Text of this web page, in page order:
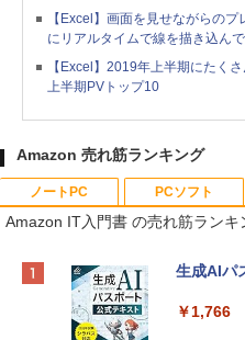
【Excel】画面を見せながらの
にリアルタイムで線を描き込ん
【Excel】2019年上半期にたく
上半期PVトップ10
Amazon 売れ筋ランキング
ノートPC
Apple
e
PCソフト
Robloxギ
インゲー
Amazon IT入門書 の売れ筋ランキ
生成AIパ
￥1,766